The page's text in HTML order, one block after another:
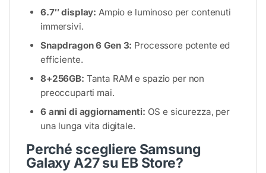
6.7″ display: Ampio e luminoso per contenuti
immersivi.
Snapdragon 6 Gen 3: Processore potente ed
efficiente.
8+256GB: Tanta RAM e spazio per non
preoccuparti mai.
6 anni di aggiornamenti: OS e sicurezza, per
una lunga vita digitale.
Perché scegliere Samsung
Galaxy A27 su EB Store?